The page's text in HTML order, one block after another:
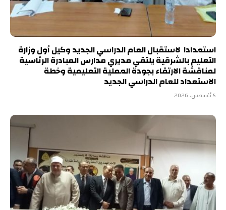
استعدادا لاستقبال العام الدراسي الجديد وكيل أول وزارة
التعليم بالشرقية يلتقي مديري مدارس المبادرة الرئاسية
لمناقشة الارتقاء بجودة العملية التعليمية وخطة
الاستعداد للعام الدراسي الجديد
5 أغسطس، 2026